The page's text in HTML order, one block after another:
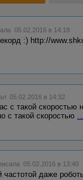
05.02.2016 в 14:18
:) http://
05.02.2016 в 14:32
с такой
с такой скоростью
05.02.2016 в 13:40
частотой даже